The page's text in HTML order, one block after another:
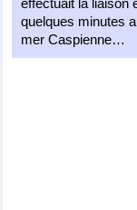
quelques minutes
mer Caspienne…